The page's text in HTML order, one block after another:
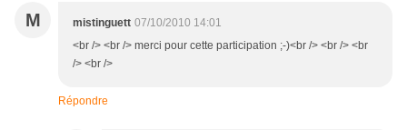
M mistinguett 07/10/2010 14:01
<br /> <br /> merci pour cette participation ;-)<br /> <br /> <br
/> <br />
Répondre